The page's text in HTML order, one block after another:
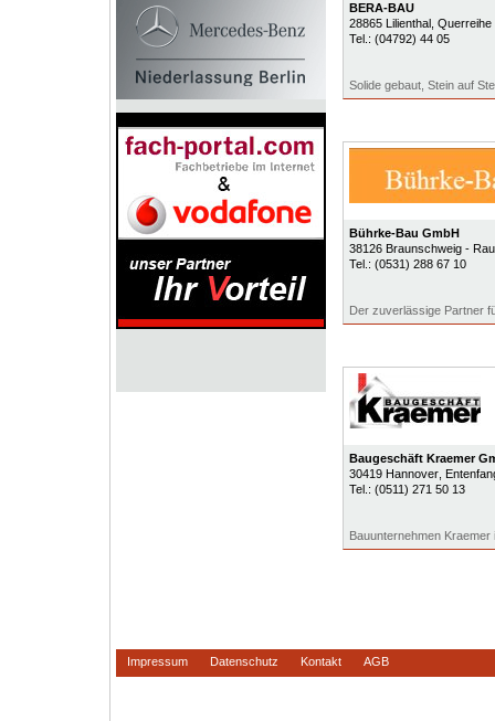
BERA-BAU
28865 Lilienthal, Querreihe
Tel.: (04792) 44 05
Solide gebaut, Stein auf
Bührke-Bau GmbH
38126 Braunschweig -
Tel.: (0531) 288 67 10
Der zuverlässige Partner
Baugeschäft Kraemer
30419 Hannover,
Tel.: (0511) 271 50 13
Bauunternehmen Kraemer
Impressum Datenschutz Kontakt AGB